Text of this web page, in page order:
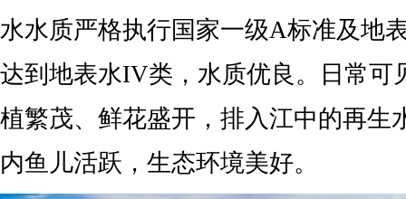
水水质严格执行国家一级A标准及地
达到地表水IV类，水质优良。日常可
植繁茂、鲜花盛开，排入江中的再生
内鱼儿活跃，生态环境美好。